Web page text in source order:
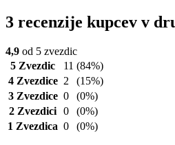
3 recenzije kupcev v
4,9 od 5 zvezdic
5 Zvezdic
11 (84%)
4 Zvezdice 2
(15%)
3 Zvezdice 0
(0%)
2 Zvezdici 0
(0%)
1 Zvezdica 0 (0%)